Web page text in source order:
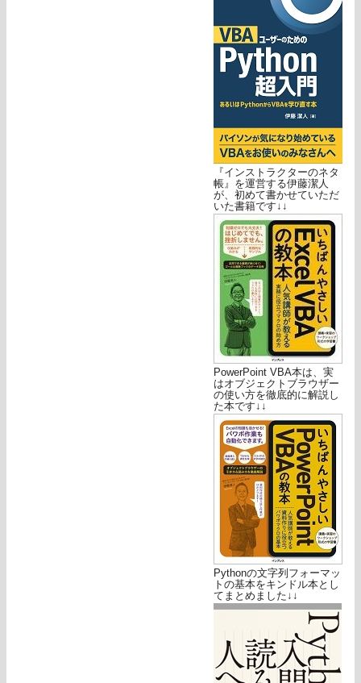
『インストラクターのネタ
帳』を運営する伊藤潔人
が、初めて書かせていただ
いた書籍です↓↓
PowerPoint VBA本は、実
はオブジェクトブラウザー
の使い方を徹底的に解説し
た本です↓↓
Pythonの文字列フォーマッ
トの基本をキンドル本とし
てまとめました↓↓